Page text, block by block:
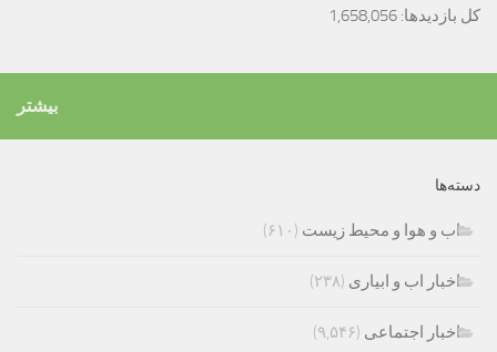
کل بازدیدها: 1,658,056
بیشتر
دسته‌ها
اب و هوا و محیط زیست (۶۱۰)
اخبار اب و ابیاری (۲۳۸)
اخبار اجتماعی (۹,۵۴۶)